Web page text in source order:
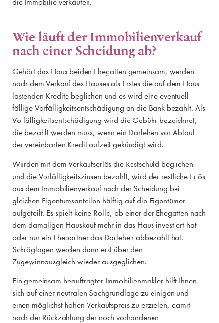
die Immobilie verkaufen.
Wie läuft der Immobilienverkauf
nach einer Scheidung ab?
Gehört das Haus beiden Ehegatten gemeinsam, werden
nach dem Verkauf des Hauses als Erstes die auf dem Haus
lastenden Kredite beglichen und es wird eine eventuell
fällige Vorfälligkeitsentschädigung an die Bank bezahlt. Als
Vorfälligkeitsentschädigung wird die Gebühr bezeichnet,
die bezahlt werden muss, wenn ein Darlehen vor Ablauf
der vereinbarten Kreditlaufzeit gekündigt wird.
Wurden mit dem Verkaufserlös die Restschuld beglichen
und die Vorfälligkeitszinsen bezahlt, wird der restliche Erlös
aus dem Immobilienverkauf nach der Scheidung bei
gleichen Eigentumsanteilen hälftig auf die Eigentümer
aufgeteilt. Es spielt keine Rolle, ob einer der Ehegatten nach
dem damaligen Hauskauf mehr in das Haus investiert hat
oder nur ein Ehepartner das Darlehen abbezahlt hat.
Schräglagen werden dann erst über den
Zugewinnausgleich wieder ausgeglichen.
Ein gemeinsam beauftragter Immobilienmakler hilft Ihnen,
sich auf einer neutralen Sachgrundlage zu einigen und
einen möglichst hohen Verkaufspreis zu erzielen, damit
nach der Rückzahlung der noch vorhandenen